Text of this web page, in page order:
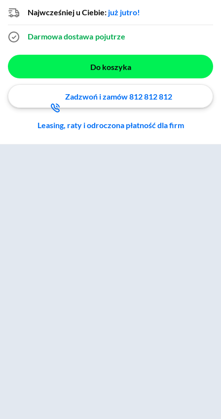
Najwcześniej u Ciebie: już jutro!
Darmowa dostawa pojutrze
Do koszyka
Zadzwoń i zamów 812 812 812
Leasing, raty i odroczona płatność dla firm